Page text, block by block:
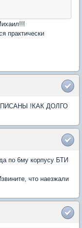
практически
!КАК ДОЛГО
по 6му корпусу БТИ
что наезжали